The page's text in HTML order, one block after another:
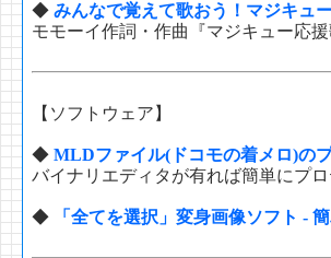
◆ みんなで覚えて歌おう！マジキュ
モモーイ作詞・作曲『マジキュー応
【ソフトウェア】
◆ MLDファイル(ドコモの着メロ)の
バイナリエディタが有れば簡単にプ
◆ 「全てを選択」変身画像ソフト -